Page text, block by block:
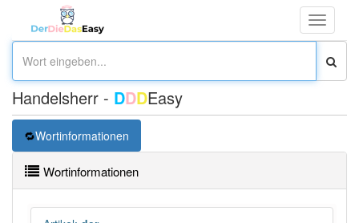
Toggle
Handelsherr - DDDEasy
Wortinformationen
Wortinformationen